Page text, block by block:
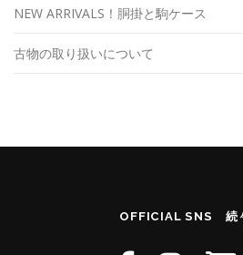
NEW ARRIVALS！胴掛と駒ケース
古物の取り扱いについて
OFFICIAL SNS 続